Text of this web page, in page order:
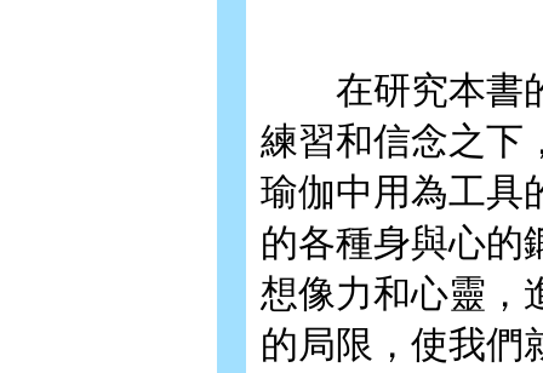
在研究本書的
練習和信念之下
瑜伽中用為工具
的各種身與心的
想像力和心靈，
的局限，使我們